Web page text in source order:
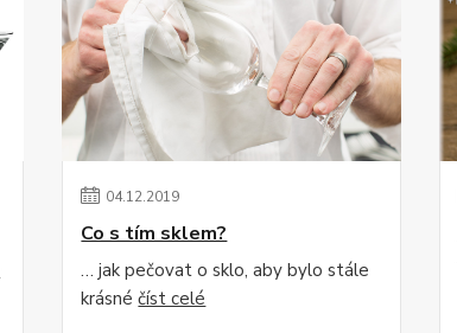
04.12.2019
Co s tím sklem?
… jak pečovat o sklo, aby bylo stále
krásnéčíst celé